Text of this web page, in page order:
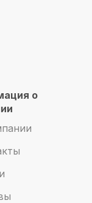
о